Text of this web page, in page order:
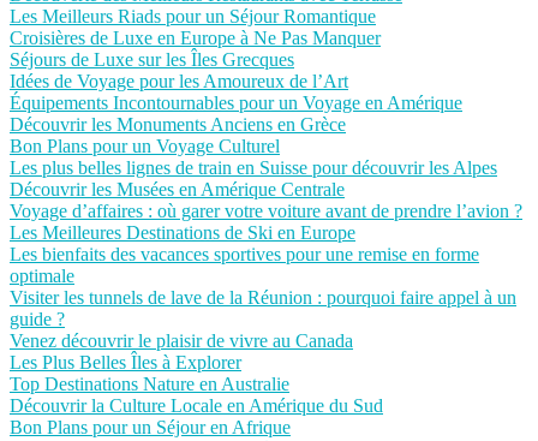
Les Meilleurs Riads pour un Séjour Romantique
Croisières de Luxe en Europe à Ne Pas Manquer
Séjours de Luxe sur les Îles Grecques
Idées de Voyage pour les Amoureux de l’Art
Équipements Incontournables pour un Voyage en Amérique
Découvrir les Monuments Anciens en Grèce
Bon Plans pour un Voyage Culturel
Les plus belles lignes de train en Suisse pour découvrir les Alpes
Découvrir les Musées en Amérique Centrale
Voyage d’affaires : où garer votre voiture avant de prendre l’avion ?
Les Meilleures Destinations de Ski en Europe
Les bienfaits des vacances sportives pour une remise en forme
optimale
Visiter les tunnels de lave de la Réunion : pourquoi faire appel à un
guide ?
Venez découvrir le plaisir de vivre au Canada
Les Plus Belles Îles à Explorer
Top Destinations Nature en Australie
Découvrir la Culture Locale en Amérique du Sud
Bon Plans pour un Séjour en Afrique